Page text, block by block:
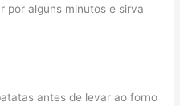
por alguns minutos e sirva
antes de levar ao forno